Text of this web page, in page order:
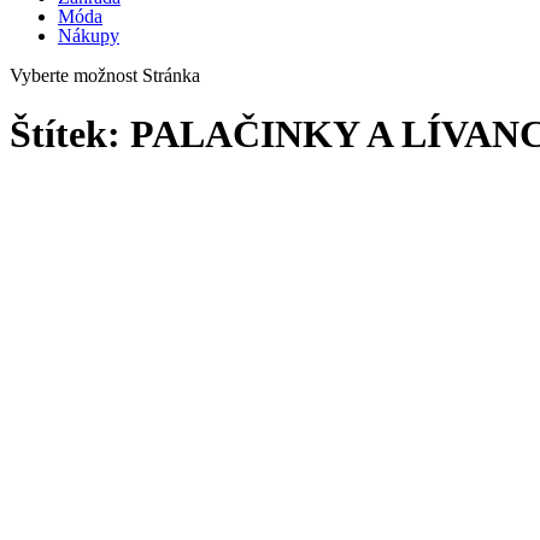
Móda
Nákupy
Vyberte možnost Stránka
Štítek: PALAČINKY A